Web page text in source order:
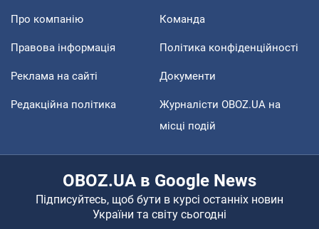
Про компанію Команда
Правова інформація Політика конфіденційності
Реклама на сайті Документи
Редакційна політика
Журналісти OBOZ.UA на
місці подій
OBOZ.UA в Google News
Підписуйтесь, щоб бути в курсі останніх новин
України та світу сьогодні